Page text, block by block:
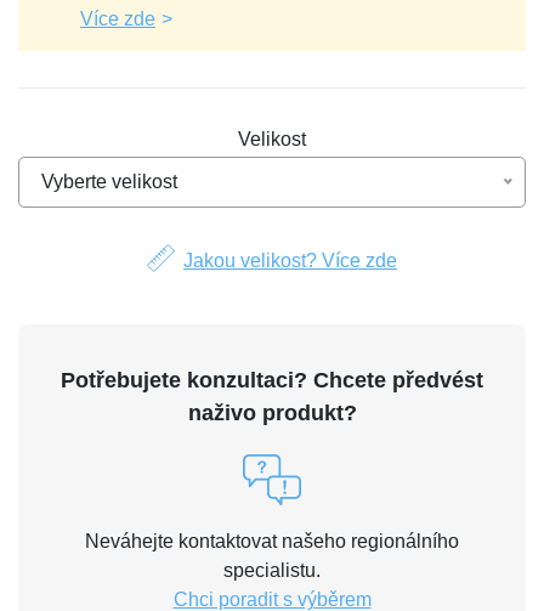
Více zde
Velikost
Vyberte velikost
Jakou velikost? Více zde
Potřebujete konzultaci? Chcete předvést
naživo produkt?
Neváhejte kontaktovat našeho regionálního
specialistu.
Chci poradit s výběrem